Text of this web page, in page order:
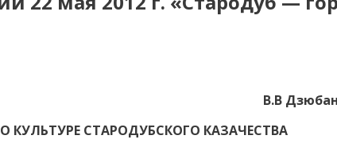
В.В
КУЛЬТУРЕ СТАРОДУБСКОГО КАЗАЧЕСТВА